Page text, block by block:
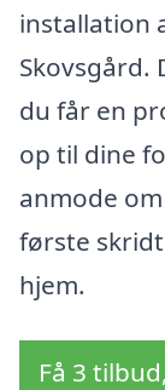
installation
Skovsgård.
du får en
op til dine
anmode
første
hjem.
Få 3